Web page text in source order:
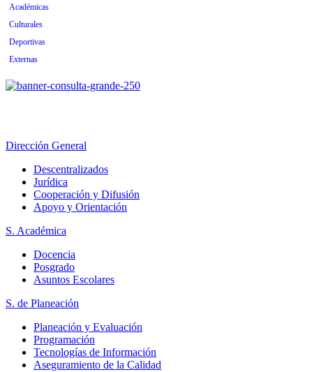
Académicas
Culturales
Deportivas
Externas
Dirección General
Descentralizados
Jurídica
Cooperación y Difusión
Apoyo y Orientación
S. Académica
Docencia
Posgrado
Asuntos Escolares
S. de Planeación
Planeación y Evaluación
Programación
Tecnologías de Información
Aseguramiento de la Calidad